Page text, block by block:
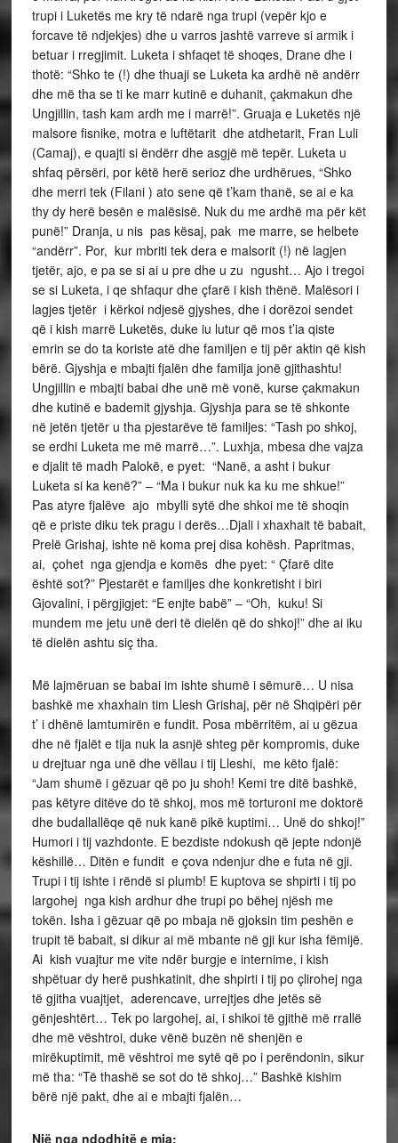
trupi i Luketës me kry të ndarë nga trupi (vepër kjo e
forcave të ndjekjes) dhe u varros jashtë varreve si armik i
betuar i rregjimit. Luketa i shfaqet të shoqes, Drane dhe i
thotë: “Shko te (!) dhe thuaji se Luketa ka ardhë në andërr
dhe më tha se ti ke marr kutinë e duhanit, çakmakun dhe
Ungjillin, tash kam ardh me i marrë!”. Gruaja e Luketës një
malsore fisnike, motra e luftëtarit dhe atdhetarit, Fran Luli
(Camaj), e quajti si ëndërr dhe asgjë më tepër. Luketa u
shfaq përsëri, por këtë herë serioz dhe urdhërues, “Shko
dhe merri tek (Filani ) ato sene që t’kam thanë, se ai e ka
thy dy herë besën e malësisë. Nuk du me ardhë ma për kët
punë!” Dranja, u nis pas kësaj, pak me marre, se helbete
“andërr”. Por, kur mbriti tek dera e malsorit (!) në lagjen
tjetër, ajo, e pa se si ai u pre dhe u zu ngusht… Ajo i tregoi
se si Luketa, i qe shfaqur dhe çfarë i kish thënë. Malësori i
lagjes tjetër i kërkoi ndjesë gjyshes, dhe i dorëzoi sendet
që i kish marrë Luketës, duke iu lutur që mos t’ia qiste
emrin se do ta koriste atë dhe familjen e tij për aktin që kish
bërë. Gjyshja e mbajti fjalën dhe familja jonë gjithashtu!
Ungjillin e mbajti babai dhe unë më vonë, kurse çakmakun
dhe kutinë e bademit gjyshja. Gjyshja para se të shkonte
në jetën tjetër u tha pjestarëve të familjes: “Tash po shkoj,
se erdhi Luketa me më marrë…”. Luxhja, mbesa dhe vajza
e djalit të madh Palokë, e pyet: “Nanë, a asht i bukur
Luketa si ka kenë?” – “Ma i bukur nuk ka ku me shkue!”
Pas atyre fjalëve ajo mbylli sytë dhe shkoi me të shoqin
që e priste diku tek pragu i derës…Djali i xhaxhait të babait,
Prelë Grishaj, ishte në koma prej disa kohësh. Papritmas,
ai, çohet nga gjendja e komës dhe pyet: “ Çfarë dite
është sot?” Pjestarët e familjes dhe konkretisht i biri
Gjovalini, i përgjigjet: “E enjte babë” – “Oh, kuku! Si
mundem me jetu unë deri të dielën që do shkoj!” dhe ai iku
të dielën ashtu siç tha.
Më lajmëruan se babai im ishte shumë i sëmurë… U nisa
bashkë me xhaxhain tim Llesh Grishaj, për në Shqipëri për
t’ i dhënë lamtumirën e fundit. Posa mbërritëm, ai u gëzua
dhe në fjalët e tija nuk la asnjë shteg për kompromis, duke
u drejtuar nga unë dhe vëllau i tij Lleshi, me këto fjalë:
“Jam shumë i gëzuar që po ju shoh! Kemi tre ditë bashkë,
pas këtyre ditëve do të shkoj, mos më torturoni me doktorë
dhe budallallëqe që nuk kanë pikë kuptimi… Unë do shkoj!”
Humori i tij vazhdonte. E bezdiste ndokush që jepte ndonjë
këshillë… Ditën e fundit e çova ndenjur dhe e futa në gji.
Trupi i tij ishte i rëndë si plumb! E kuptova se shpirti i tij po
largohej nga kish ardhur dhe trupi po bëhej njësh me
tokën. Isha i gëzuar që po mbaja në gjoksin tim peshën e
trupit të babait, si dikur ai më mbante në gji kur isha fëmijë.
Ai kish vuajtur me vite ndër burgje e internime, i kish
shpëtuar dy herë pushkatinit, dhe shpirti i tij po çlirohej nga
të gjitha vuajtjet, aderencave, urrejtjes dhe jetës së
gënjeshtërt… Tek po largohej, ai, i shikoi të gjithë më rrallë
dhe më vështroi, duke vënë buzën në shenjën e
mirëkuptimit, më vështroi me sytë që po i perëndonin, sikur
më tha: “Të thashë se sot do të shkoj…” Bashkë kishim
bërë një pakt, dhe ai e mbajti fjalën…
Një nga ndodhitë e mia: